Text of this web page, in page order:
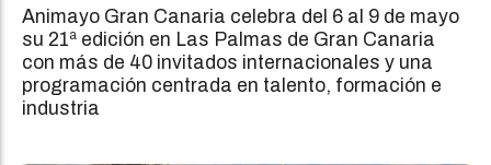
Animayo Gran Canaria celebra del 6 al 9 de mayo
su 21ª edición en Las Palmas de Gran Canaria
con más de 40 invitados internacionales y una
programación centrada en talento, formación e
industria